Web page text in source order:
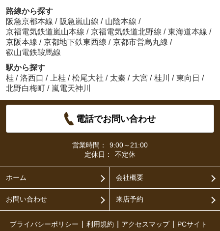
路線から探す
阪急京都本線 / 阪急嵐山線 / 山陰本線 /
京福電気鉄道嵐山本線 / 京福電気鉄道北野線 / 東海道本線 /
京阪本線 / 京都地下鉄東西線 / 京都市営烏丸線 /
叡山電鉄鞍馬線
駅から探す
桂 / 洛西口 / 上桂 / 松尾大社 / 太秦 / 大宮 / 桂川 / 東向日 /
北野白梅町 / 嵐電天神川
電話でお問い合わせ
営業時間：
9:00～21:00
定休日：
不定休
ホーム 会社概要
お問い合わせ 来店予約
プライバシーポリシー 利用規約 アクセスマップ
PCサイト